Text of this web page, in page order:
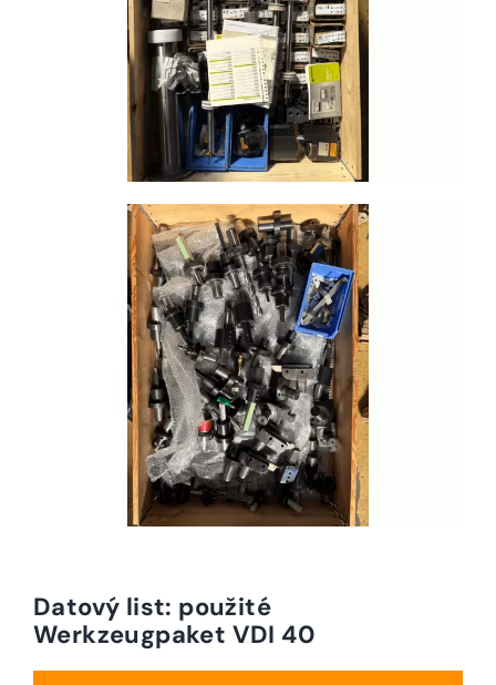
Datový list: použité
Werkzeugpaket VDI 40